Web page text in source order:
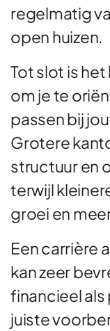
regelmatig
open huizen.
Tot slot is
om je te
passen bij
Grotere
structuur en
terwijl
groei en
Een carrière
kan zeer
financieel
juiste